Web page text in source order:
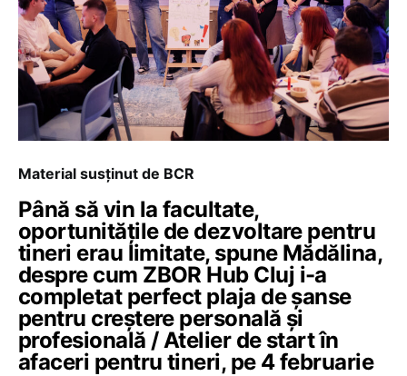
Material susținut de BCR
Până să vin la facultate,
oportunitățile de dezvoltare pentru
tineri erau limitate, spune Mădălina,
despre cum ZBOR Hub Cluj i-a
completat perfect plaja de șanse
pentru creștere personală și
profesională / Atelier de start în
afaceri pentru tineri, pe 4 februarie